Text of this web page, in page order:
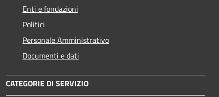
Enti e fondazioni
Politici
Personale Amministrativo
Documenti e dati
CATEGORIE DI SERVIZIO